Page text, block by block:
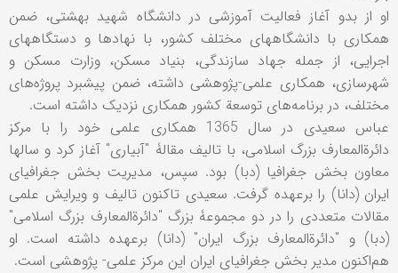
او از بدو آغاز فعالیت آموزشی در دانشگاه شهید بهشتی، ضمن
همکاری با دانشگاههای مختلف کشور، با نهادها و دستگاههای
اجرایی، از جمله جهاد سازندگی، بنیاد مسکن، وزارت مسکن و
شهرسازی، همکاری علمی-پژوهشی داشته، ضمن پیشبرد پروژه‌های
مختلف، در برنامه‌های توسعة کشور همکاری نزدیک داشته است.
عباس سعیدی در سال 1365 همکاری علمی خود را با مرکز
دائرةالمعارف بزرگ اسلامی، با تالیف مقالۀ "آبیاری" آغاز کرد و سالها
معاون بخش جغرافیا (دبا) بود. سپس، مدیریت بخش جغرافیای
ایران (دانا) را برعهده گرفت. سعیدی تاکنون تالیف و ویرایش علمی
مقالات متعددی را در دو مجموعۀ بزرگ "دائرةالمعارف بزرگ اسلامی"
(دبا) و "دائرةالمعارف بزرگ ایران" (دانا) برعهده داشته است. او
هم‌اکنون مدیر بخش جغرافیای ایران این مرکز علمی- پژوهشی است.